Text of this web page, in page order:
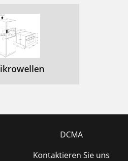
DCMA
Kontaktieren Sie uns